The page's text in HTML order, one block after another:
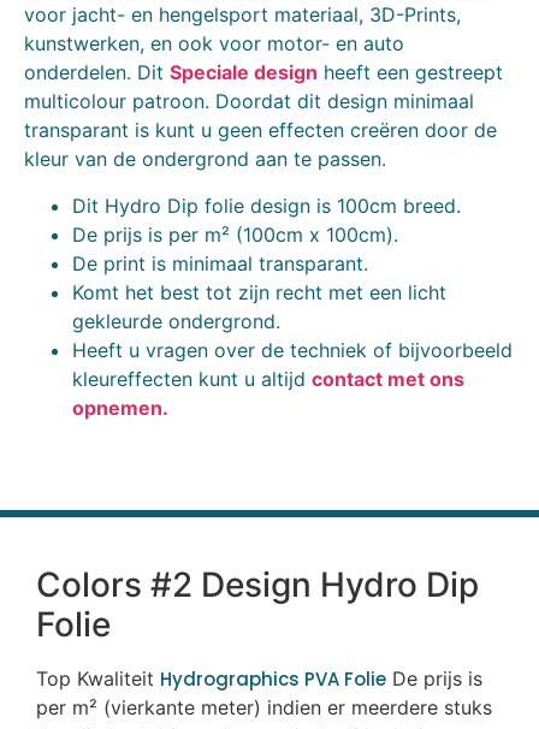
voor jacht- en hengelsport materiaal, 3D-Prints,
kunstwerken, en ook voor motor- en auto
onderdelen. Dit Speciale design heeft een gestreept
multicolour patroon. Doordat dit design minimaal
transparant is kunt u geen effecten creëren door de
kleur van de ondergrond aan te passen.
Dit Hydro Dip folie design is 100cm breed.
De prijs is per m² (100cm x 100cm).
De print is minimaal transparant.
Komt het best tot zijn recht met een licht
gekleurde ondergrond.
Heeft u vragen over de techniek of bijvoorbeeld
kleureffecten kunt u altijd contact met ons
opnemen.
Colors #2 Design Hydro Dip
Folie
Top Kwaliteit Hydrographics PVA Folie De prijs is
per m² (vierkante meter) indien er meerdere stuks